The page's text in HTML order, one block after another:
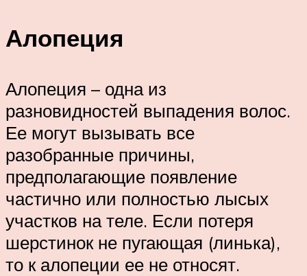
Алопеция
Алопеция – одна из
разновидностей выпадения волос.
Ее могут вызывать все
разобранные причины,
предполагающие появление
частично или полностью лысых
участков на теле. Если потеря
шерстинок не пугающая (линька),
то к алопеции ее не относят.